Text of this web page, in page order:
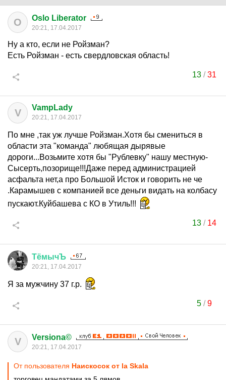
O Oslo Liberator
20:21, 17.04.2017
Ну а кто, если не Ройзман?
Есть Ройзман - есть свердловская область!
13/31
V VampLady
20:21, 17.04.2017
По мне ,так уж лучше Ройзман.Хотя бы смениться в
области эта "команда" любящая дырявые
дороги...Возьмите хотя бы "Рублевку" нашу местную-
Сысерть,позорище!!!Даже перед администрацией
асфальта нет,а про Большой Исток и говорить не че
.Карамышев с компанией все деньги видать на колбасу
пускают.Куйбашева с КО в Утиль!!!
13/ 14
ТёмычЪ
20:21, 17.04.2017
Я за мужчину 37 г.р.
5/9
V Versiona©
20:21, 17.04.2017
От пользователя Наискосок от la Skala